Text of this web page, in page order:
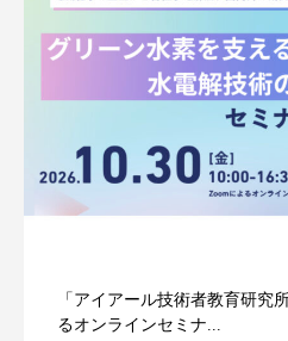
「アイアール技術者教育研究
るオンラインセミナ...